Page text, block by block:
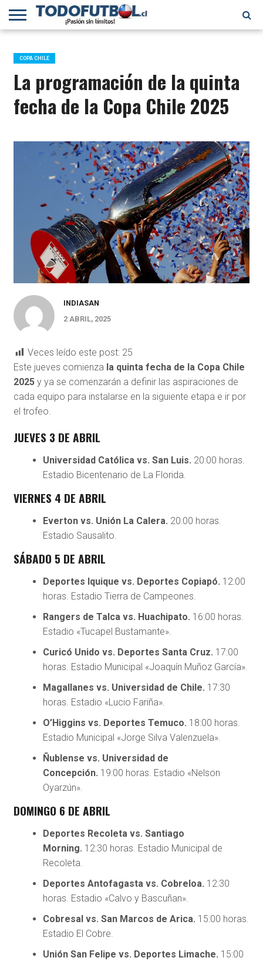
PRIMERA
B
SELECCIÓN
CHILENA
CHILENOS
EN EL
MUNDO
FÚTBOL
INTERNACIONAL
COPA CHILE
La programación de la quinta
fecha de la Copa Chile 2025
INDIASAN
2 ABRIL, 2025
Veces leído este post: 25
Este jueves comienza la quinta fecha de la Copa Chile
2025y ya se comenzarán a definir las aspiraciones de
cada equipo para instalarse en la siguiente etapa e ir por
el trofeo.
JUEVES 3 DE ABRIL
Universidad Católica vs. San Luis. 20:00 horas.
Estadio Bicentenario de La Florida.
VIERNES 4 DE ABRIL
Everton vs. Unión La Calera. 20:00 horas.
Estadio Sausalito.
SÁBADO 5 DE ABRIL
Deportes Iquique vs. Deportes Copiapó. 12:00
horas. Estadio Tierra de Campeones.
Rangers de Talca vs. Huachipato. 16:00 horas.
Estadio «Tucapel Bustamante».
Curicó Unido vs. Deportes Santa Cruz. 17:00
horas. Estadio Municipal «Joaquín Muñoz García».
Magallanes vs. Universidad de Chile. 17:30
horas. Estadio «Lucio Fariña».
O’Higgins vs. Deportes Temuco. 18:00 horas.
Estadio Municipal «Jorge Silva Valenzuela».
Ñublense vs. Universidad de
Concepción. 19:00 horas. Estadio «Nelson
Oyarzún».
DOMINGO 6 DE ABRIL
Deportes Recoleta vs. Santiago
Morning. 12:30 horas. Estadio Municipal de
Recoleta.
Deportes Antofagasta vs. Cobreloa. 12:30
horas. Estadio «Calvo y Bascuñan».
Cobresal vs. San Marcos de Arica. 15:00 horas.
Estadio El Cobre.
Unión San Felipe vs. Deportes Limache. 15:00